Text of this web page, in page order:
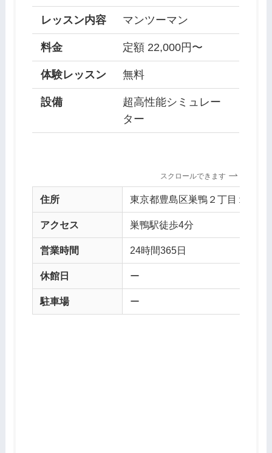
レッスン内容 マンツーマン
料金 定額 22,000円〜
体験レッスン 無料
設備
超高性能シミュレー
ター
スクロールできます
住所 東京都豊島区巣鴨２丁目１１−
アクセス 巣鴨駅徒歩4分
営業時間 24時間365日
休館日 ー
駐車場 ー